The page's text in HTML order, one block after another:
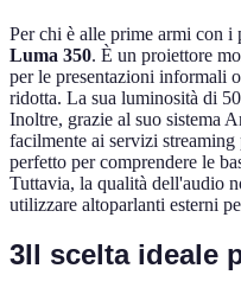
Per chi è alle prime armi con
Luma 350. È un proiettore
per le presentazioni informali
ridotta. La sua luminosità di
Inoltre, grazie al suo sistema
facilmente ai servizi
perfetto per comprendere le
Tuttavia, la qualità dell'audio
utilizzare altoparlanti esterni
3Il scelta ideale